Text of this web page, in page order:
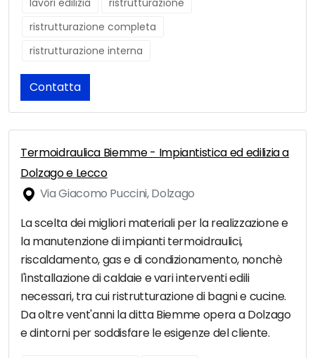
lavori edilizia
ristrutturazione
ristrutturazione completa
ristrutturazione interna
Contatta
Termoidraulica Biemme - Impiantistica ed edilizia a
Dolzago e Lecco
Via Giacomo Puccini, Dolzago
La scelta dei migliori materiali per la realizzazione e
la manutenzione di impianti termoidraulici,
riscaldamento, gas e di condizionamento, nonchè
l'installazione di caldaie e vari interventi edili
necessari, tra cui ristrutturazione di bagni e cucine.
Da oltre vent'anni la ditta Biemme opera a Dolzago
e dintorni per soddisfare le esigenze del cliente.